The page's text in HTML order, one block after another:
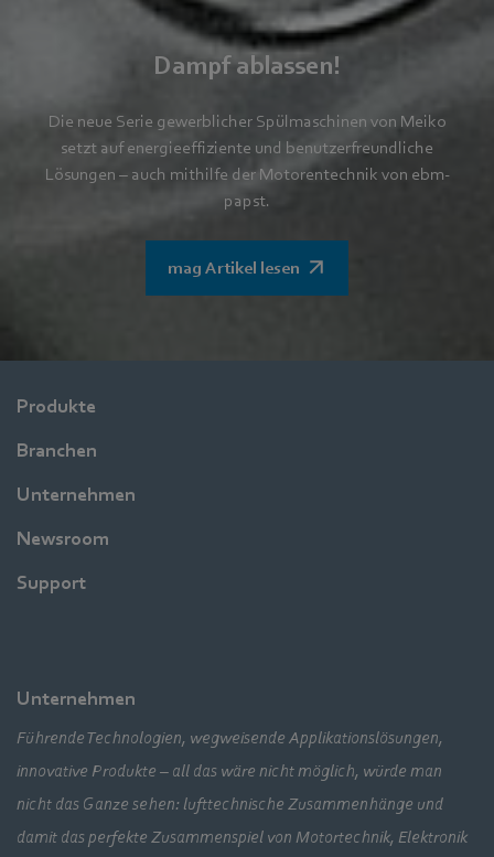
Dampf ablassen!
Die neue Serie gewerblicher Spülmaschinen von Meiko
setzt auf energieeffiziente und benutzerfreundliche
Lösungen – auch mithilfe der Motorentechnik von ebm-
papst.
mag Artikel lesen
Produkte
Branchen
Unternehmen
Newsroom
Support
Unternehmen
Führende Technologien, wegweisende Applikationslösungen,
innovative Produkte – all das wäre nicht möglich, würde man
nicht das Ganze sehen: lufttechnische Zusammenhänge und
damit das perfekte Zusammenspiel von Motortechnik, Elektronik